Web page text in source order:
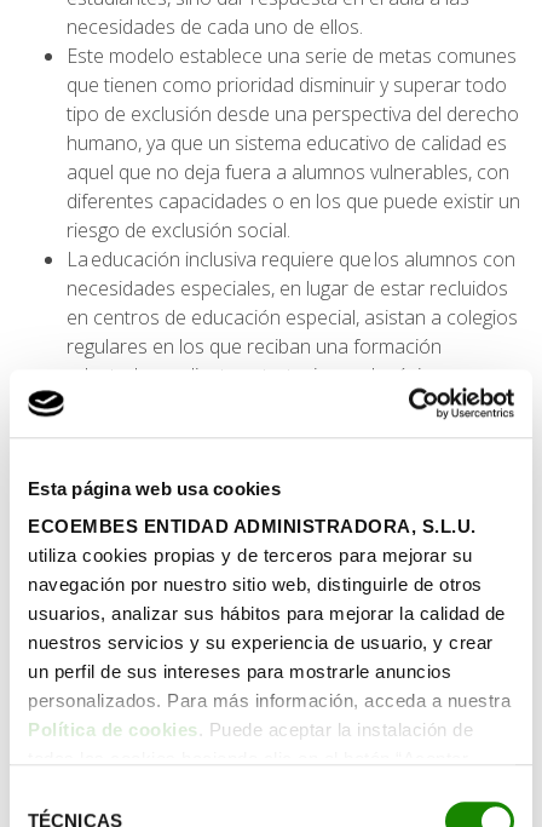
Esta página web usa cookies
ECOEMBES ENTIDAD ADMINISTRADORA, S.L.U.
utiliza cookies propias y de terceros para mejorar su
navegación por nuestro sitio web, distinguirle de otros
usuarios, analizar sus hábitos para mejorar la calidad de
nuestros servicios y su experiencia de usuario, y crear
un perfil de sus intereses para mostrarle anuncios
personalizados. Para más información, acceda a nuestra
Política de cookies. Puede aceptar la instalación de
botón “Configurar cookies”, o rechazar su instalación,
TÉCNICAS
necesidades de cada uno de ellos.
Este modelo establece una serie de metas comunes
que tienen como prioridad disminuir y superar todo
tipo de exclusión desde una perspectiva del derecho
humano, ya que un sistema educativo de calidad es
aquel que no deja fuera a alumnos vulnerables, con
diferentes capacidades o en los que puede existir un
riesgo de exclusión social.
La educación inclusiva requiere que los alumnos con
necesidades especiales, en lugar de estar recluidos
en centros de educación especial, asistan a colegios
regulares en los que reciban una formación
adaptada, mediante estrategias pedagógicas, a sus
necesidades. Todos los niños, niñas y jóvenes, con y
sin discapacidad o dificultades, de diferentes culturas
instituciones educativas regulares (preescolar,
primaria, secundaria y universidades). Para lograr el
éxito de esta fórmula, todos los estudiantes reciben
los apoyos necesarios para participar como
miembros de una clase regular, con compañeros de
su misma edad.
Uno de los principales objetivos de la educación
inclusiva es derribar las barreras para el aprendizaje
y facilitar la participación de todos los estudiantes
puedan participar de lleno en la vida y el trabajo